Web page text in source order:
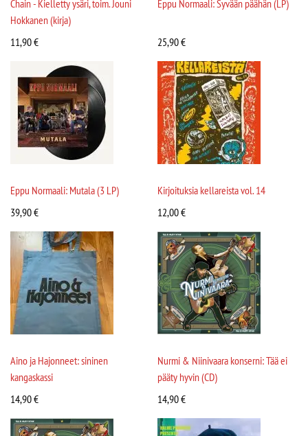
Chain - Kielletty ysäri, toim. Jouni
Hokkanen (kirja)
11,90€
Eppu Normaali: Syvään päähän (LP)
25,90€
Eppu Normaali: Mutala (3 LP)
39,90€
Kirjoituksia kellareista vol. 14
12,00€
Aino ja Hajonneet: sininen
kangaskassi
14,90€
Nurmi & Niinivaara konserni: Tää ei
pääty hyvin (CD)
14,90€